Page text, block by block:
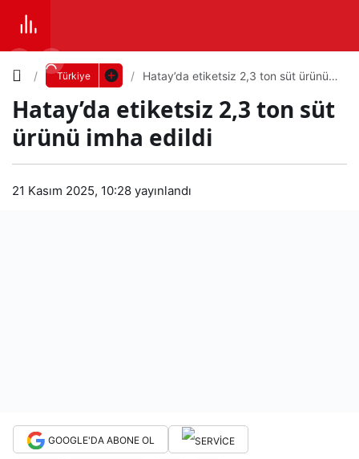
Türkiye
Hatay’da etiketsiz 2,3 ton süt ürünü
Hatay’da etiketsiz 2,3 ton süt
ürünü imha edildi
21 Kasım 2025, 10:28 yayınlandı
GOOGLE'DA ABONE OL
Hat
2,3
Yazı
Boyutunu